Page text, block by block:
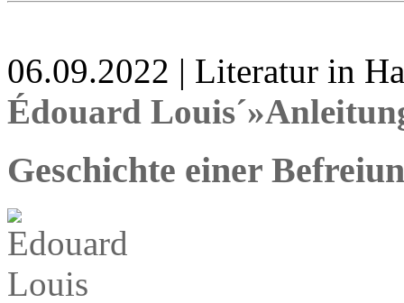
06.09.2022 | Literatur in
Édouard
Geschichte einer